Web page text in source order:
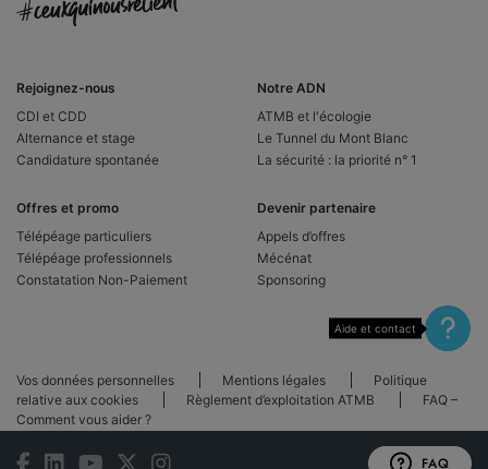
Aide et contact
Rejoignez-nous
CDI et CDD
Alternance et stage
Candidature spontanée
Notre ADN
ATMB et l'écologie
Le Tunnel du Mont Blanc
La sécurité : la priorité n° 1
Offres et promo
Télépéage particuliers
Télépéage professionnels
Constatation Non-Paiement
Devenir partenaire
Appels d’offres
Mécénat
Sponsoring
Vos données personnelles Mentions légales
Politique
relative aux cookies
Règlement d’exploitation ATMB
FAQ –
Comment vous aider ?
FAQ